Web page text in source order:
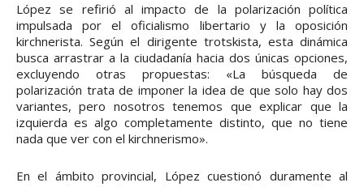
López se refirió al impacto de la polarización política
impulsada por el oficialismo libertario y la oposición
kirchnerista. Según el dirigente trotskista, esta dinámica
busca arrastrar a la ciudadanía hacia dos únicas opciones,
excluyendo otras propuestas: «La búsqueda de
polarización trata de imponer la idea de que solo hay dos
variantes, pero nosotros tenemos que explicar que la
izquierda es algo completamente distinto, que no tiene
nada que ver con el kirchnerismo».
En el ámbito provincial, López cuestionó duramente al